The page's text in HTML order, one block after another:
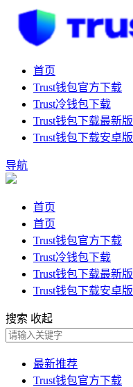
首页
Trust钱包官方下载
Trust冷钱包下载
Trust钱包下载最新版
Trust钱包下载安卓版
导航
首页
首页
Trust钱包官方下载
Trust冷钱包下载
Trust钱包下载最新版
Trust钱包下载安卓版
搜索 收起
最新推荐
Trust钱包官方下载